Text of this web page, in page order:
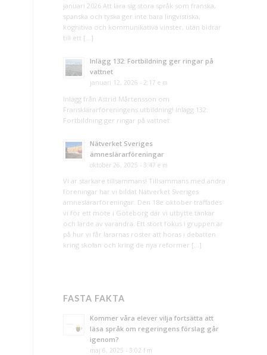
januari 2026 Att lära sig stora språk som franska,
spanska och tyska ger inte bara lingvistiska,
kognitiva och kommunikativa vinster, utan bidrar
till ett […]
Inlägg 132: Fortbildning ger ringar på
vattnet
januari 12, 2026 - 2:17 e m
Inlägg från Astrid Mårtensson om
Fransklärarföreningens utbildning! Inlägg 132:
Fortbildning ger ringar på vattnet
Nätverket Sveriges
ämneslärarföreningar
oktober 26, 2025 - 3:47 e m
Vi är starkare tillsammans! Tillsammans med andra
föreningar har vi bildat Nätverket Sveriges
ämneslärarföreningar. Den 18e oktober träffades
vi för ett möte i Göteborg där vi utbytte tankar
och lärde av varandra. Ett stort fokus i gruppen är
på hur vi får lärarnas röster att höras i debatten
kring skolan och kring de nya reformer […]
FASTA FAKTA
Kommer våra elever vilja fortsätta att
läsa språk om regeringens förslag går
igenom?
maj 6, 2025 - 3:02 f m